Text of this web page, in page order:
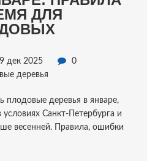
ДЛЯ
9 дек 2025
0
деревья
плодовые деревья в январе,
условиях Санкт-Петербурга и
весенней. Правила, ошибки